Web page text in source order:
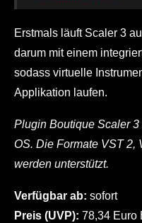
Erstmals läuft Scaler 3
darum mit einem
sodass virtuelle
Applikation laufen.
Plugin Boutique Scaler
OS. Die Formate VST 2,
werden unterstützt.
Verfügbar ab: sofort
Preis (UVP): 78,34 Euro